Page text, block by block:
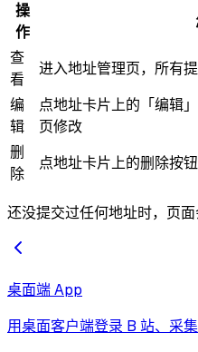
操
作
查
看
进入地址管理页，所有
编
辑
点地址卡片上的「编辑
页修改
删
除
点地址卡片上的删除按钮
还没提交过任何地址时，页
桌面端 App
用桌面客户端登录 B 站、采